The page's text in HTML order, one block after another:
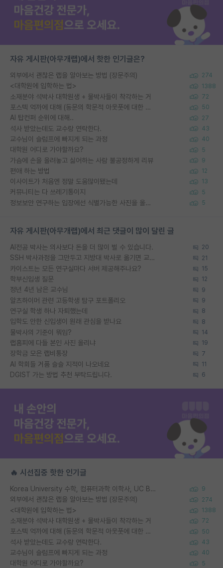
자유 게시판(아무개랩)에서 핫한 인기글은?
외부에서 괜찮은 랩을 알아보는 방법 (장문주의) 274
<대학원에 입학하는 법> 1388
소재분야 석박사 대학원생 + 물박사들이 착각하는 거 72
포스텍 억까에 대해 (동문의 학문적 아웃풋에 대한 반박) 50
AI 탑컨퍼 순위에 대해.. 27
석사 받았는데도 교수랑 연락한다. 43
교수님이 슬럼프에 빠지게 되는 과정 40
대학원 어디로 가야할까요? 5
가슴에 손을 올려놓고 싫어하는 사람 불공정하게 리뷰 9
편애 하는 방법 12
이사이트가 처음엔 정말 도움많이됐는데 13
커뮤니티는 다 쓰레기통이지 5
정보보안 연구하는 입장에선 식별가능한 사진을 올리는건 비추이긴함 5
자유 게시판(아무개랩)에서 최근 댓글이 많이 달린 글
AI전공 박사는 의사보다 돈을 더 많이 벌 수 있습니다. 20
SSH 박사과정을 그만두고 지방대 박사로 옮기면 교수의 꿈은 끝일까요? 21
카이스트는 모든 연구실마다 서버 제공해주나요? 15
학부신입생 질문 12
정년 4년 남은 교수님 9
알츠하이머 관련 고등학생 탐구 포트폴리오 9
연구실 학생 하나 자퇴했는데 8
입학도 안한 신입생이 원래 관심을 받나요 8
물박사의 기준이 뭐임? 14
랩홈피에 다들 본인 사진 올리냐 19
장학금 모은 랩비통장 7
AI 학회들 거품 슬슬 지적이 나오네요 11
DGIST 가는 방법 추천 부탁드립니다. 6
🔥 시선집중 핫한 인기글
Korea University 수학, 컴퓨터과학 이학사, UC Berkeley 산업공학 대학원 공학박사가 되는 것은 쉽지 않겠죠? 9
외부에서 괜찮은 랩을 알아보는 방법 (장문주의) 274
<대학원에 입학하는 법> 1388
소재분야 석박사 대학원생 + 물박사들이 착각하는 거 72
포스텍 억까에 대해 (동문의 학문적 아웃풋에 대한 반박) 50
석사 받았는데도 교수랑 연락한다. 43
교수님이 슬럼프에 빠지게 되는 과정 40
대학원 어디로 가야할까요? 5